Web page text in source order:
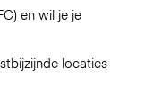
en wil je je
locaties